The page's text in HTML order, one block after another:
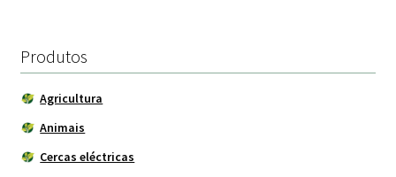
Produtos
Agricultura
Animais
Cercas eléctricas